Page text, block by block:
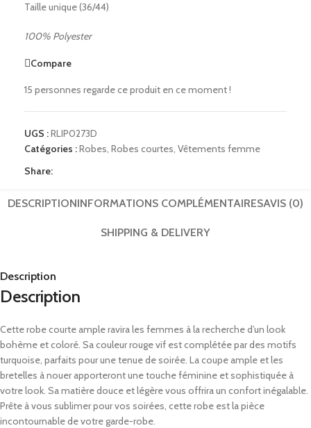
Taille unique (36/44)
100% Polyester
Compare
15 personnes regarde ce produit en ce moment !
UGS :RLIP0273D
Catégories :Robes, Robes courtes, Vêtements femme
Share:
DESCRIPTIONINFORMATIONS COMPLÉMENTAIRESAVIS (0)
SHIPPING & DELIVERY
Description
Description
Cette robe courte ample ravira les femmes à la recherche d’un look
bohème et coloré. Sa couleur rouge vif est complétée par des motifs
turquoise, parfaits pour une tenue de soirée. La coupe ample et les
bretelles à nouer apporteront une touche féminine et sophistiquée à
votre look. Sa matière douce et légère vous offrira un confort inégalable.
Prête à vous sublimer pour vos soirées, cette robe est la pièce
incontournable de votre garde-robe.